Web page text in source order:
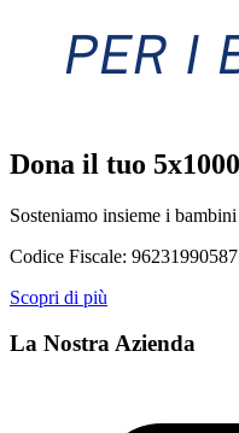
Dona il tuo
Sosteniamo insieme i
Codice Fiscale: 96231990587
Scopri di più
La Nostra Azienda